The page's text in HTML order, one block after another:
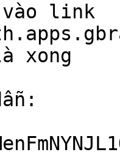
link
xong